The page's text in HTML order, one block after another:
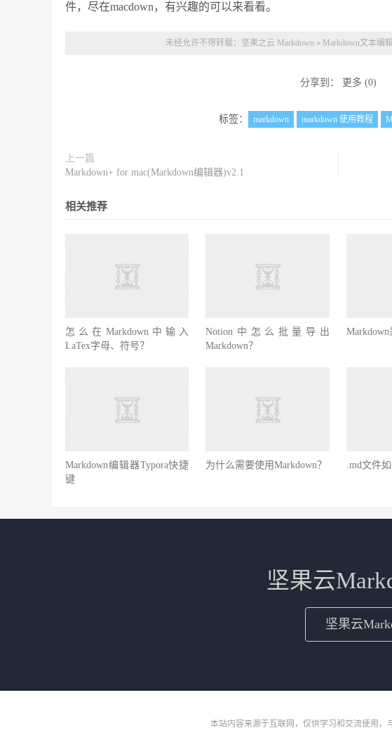
件，尽在macdown，有兴趣的可以来看看。
未经允许不得转载： 坚果之云 Markdown» Markdown文本编
分享到： 更多 (0)
标签： markdown markdown 使用教程
上一篇
Markdown+ for mac(Markdown编辑器)v2.1
相关推荐
怎么在Markdown中输入
LaTex字母、符号？
Notion中怎么批量导出
Markdown？
Markdown
Markdown编辑器Typora快捷
键
为什么需要使用Markdown？ .md文件
坚果云
坚果云
本站内容来源于互联网，仅供学习和交流使用，